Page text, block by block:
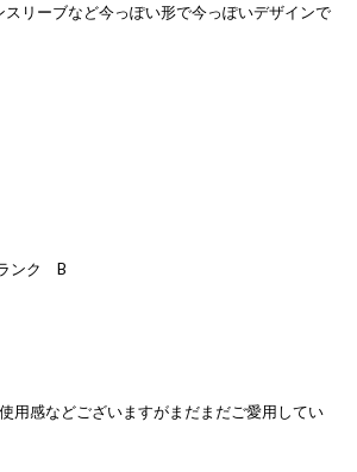
リーブなど今っぽい形で今っぽいデザインで
ンク B
用感などございますがまだまだご愛用してい